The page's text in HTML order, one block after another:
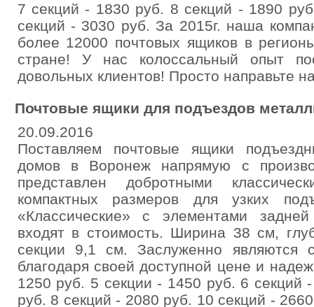
7 секций - 1830 руб. 8 секций - 1890
секций - 3030 руб. За 2015г. наша
более 12000 почтовых ящиков в
стране! У нас колоссальный опыт
довольных клиентов! Просто направьте
Почтовые ящики для подъездов
20.09.2016
Поставляем почтовые ящики
домов в Воронеж напрямую с
представлен добротными
компактных размеров для узких
«Классические» с элементами
входят в стоимость. Ширина 38 см,
секции 9,1 см. Заслуженно являются
благодаря своей доступной цене и
1250 руб. 5 секции - 1450 руб. 6 секций
руб. 8 секций - 2080 руб. 10 секций -